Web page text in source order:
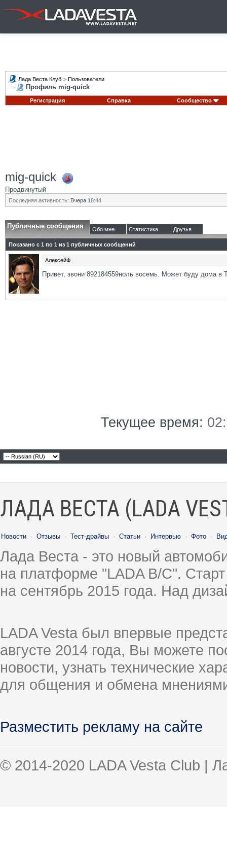
Лада Веста Клуб > Пользователи
Профиль mig-quick
Регистрация Справка Сообщество
mig-quick
Продвинутый
Последняя активность: Вчера 18:44
Публичные сообщения Обо мне Статистика Друзья
Показано с 1 по 1 из 1 публичных сообщений
АлексейФ
Привет, звони 892184559ноль восемь. Может буду дома в
Текущее время:
ЛАДА ВЕСТА (LADA
Новости · Отзывы · Тест-драйвы · Статьи · Интервью · Фото ·
Лада Веста - это новый
на платформе "LADA B/C".
на сентябрь 2015 года. Над
LADA Vesta был впервые
августе 2014 года, Вы можете
новости, узнать технические
для общения и обмена
Разместить рекламу на сайте
© 2014-2020 LADA Vesta Club |